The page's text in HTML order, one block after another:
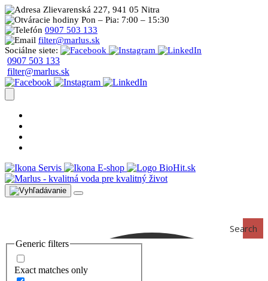
Zlievarenská 227, 941 05 Nitra
Pon – Pia: 7:00 – 15:30
0907 503 133
filter@marlus.sk
Sociálne siete:
0907 503 133
filter@marlus.sk
Servis E-shop
Search
Generic filters
Exact matches only